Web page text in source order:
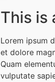
This is
Lorem ipsum
et dolore
Quam
vulputate